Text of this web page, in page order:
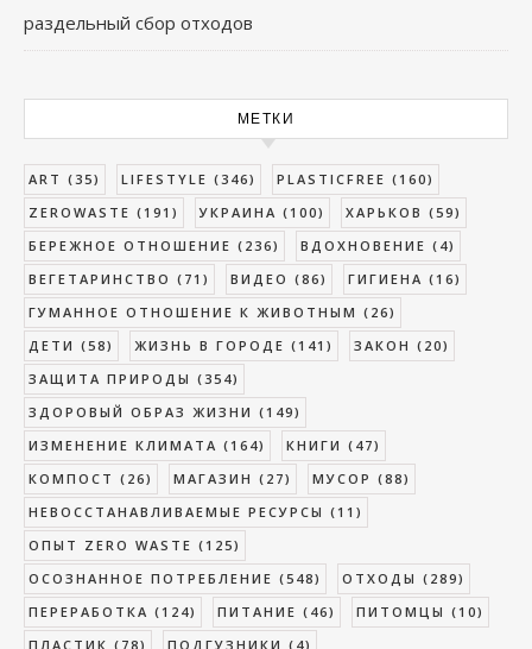
раздельный сбор отходов
МЕТКИ
ART (35) LIFESTYLE (346) PLASTICFREE (160)
ZEROWASTE (191) УКРАИНА (100) ХАРЬКОВ (59)
БЕРЕЖНОЕ ОТНОШЕНИЕ (236) ВДОХНОВЕНИЕ (4)
ВЕГЕТАРИНСТВО (71) ВИДЕО (86) ГИГИЕНА (16)
ГУМАННОЕ ОТНОШЕНИЕ К ЖИВОТНЫМ (26)
ДЕТИ (58) ЖИЗНЬ В ГОРОДЕ (141) ЗАКОН (20)
ЗАЩИТА ПРИРОДЫ (354)
ЗДОРОВЫЙ ОБРАЗ ЖИЗНИ (149)
ИЗМЕНЕНИЕ КЛИМАТА (164) КНИГИ (47)
КОМПОСТ (26) МАГАЗИН (27) МУСОР (88)
НЕВОССТАНАВЛИВАЕМЫЕ РЕСУРСЫ (11)
ОПЫТ ZERO WASTE (125)
ОСОЗНАННОЕ ПОТРЕБЛЕНИЕ (548) ОТХОДЫ (289)
ПЕРЕРАБОТКА (124) ПИТАНИЕ (46) ПИТОМЦЫ (10)
ПЛАСТИК (78) ПОДГУЗНИКИ (4)